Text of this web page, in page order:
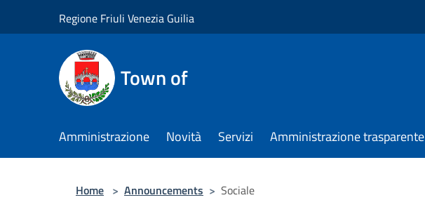
Regione Friuli Venezia Guilia
Town of
Amministrazione Novità Servizi Amministrazione trasparente
Home > Announcements > Sociale